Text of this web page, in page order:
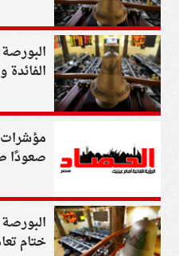
صعودًا
ختام